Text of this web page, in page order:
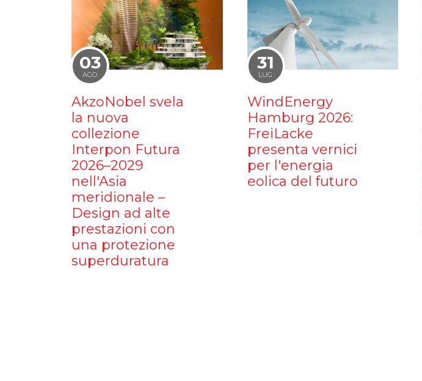
03
AGO
AkzoNobel svela
la nuova
collezione
Interpon Futura
2026–2029
nell'Asia
meridionale –
Design ad alte
prestazioni con
una protezione
superduratura
31
LUG
WindEnergy
Hamburg 2026:
FreiLacke
presenta vernici
per l'energia
eolica del futuro